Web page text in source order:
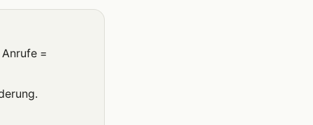
=